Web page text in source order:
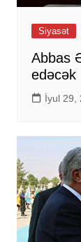
Siyasət
Abbas
edəcək
İyul 29,